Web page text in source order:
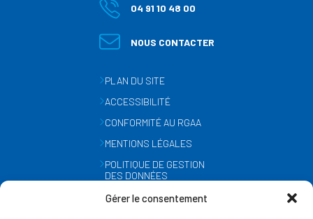
Gérer le consentement
04 91 10 48 00
NOUS CONTACTER
PLAN DU SITE
ACCESSIBILITÉ
CONFORMITÉ AU RGAA
MENTIONS LÉGALES
POLITIQUE DE GESTION
DES DONNÉES